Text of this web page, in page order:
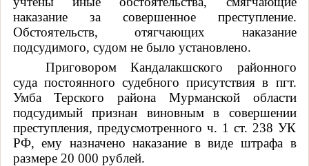
наказание за совершенное преступление.
Обстоятельств, отягчающих наказание
подсудимого, судом не было установлено.
Приговором Кандалакшского районного
суда постоянного судебного присутствия в пгт.
Умба Терского района Мурманской области
подсудимый признан виновным в совершении
преступления, предусмотренного ч. 1 ст. 238 УК
РФ, ему назначено наказание в виде штрафа в
размере 20 000 рублей.